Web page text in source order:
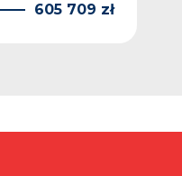
605 709 zł